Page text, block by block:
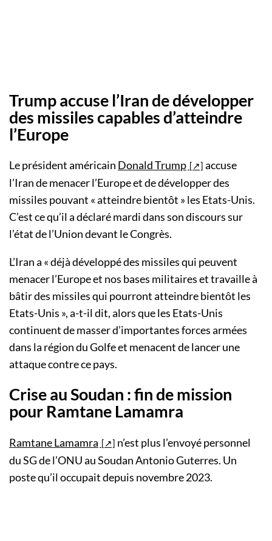
Trump accuse l’Iran de développer
des missiles capables d’atteindre
l’Europe
Le président américain Donald Trump
accuse
l’Iran de menacer l’Europe et de développer des
missiles pouvant « atteindre bientôt » les Etats-Unis.
C’est ce qu’il a déclaré mardi dans son discours sur
l’état de l’Union devant le Congrès.
L’Iran a « déjà développé des missiles qui peuvent
menacer l’Europe et nos bases militaires et travaille à
bâtir des missiles qui pourront atteindre bientôt les
Etats-Unis », a-t-il dit, alors que les Etats-Unis
continuent de masser d’importantes forces armées
dans la région du Golfe et menacent de lancer une
attaque contre ce pays.
Crise au Soudan : fin de mission
pour Ramtane Lamamra
Ramtane Lamamra
n’est plus l’envoyé personnel
du SG de l’ONU au Soudan Antonio Guterres. Un
poste qu’il occupait depuis novembre 2023.